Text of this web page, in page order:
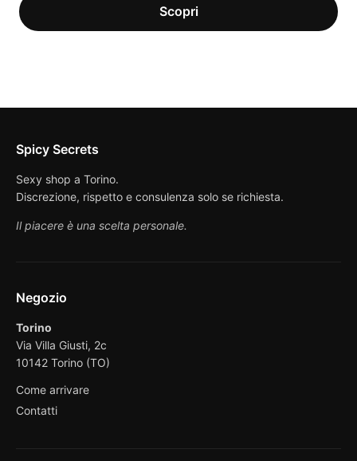
Spicy Secrets
Sexy shop a Torino.
Discrezione, rispetto e consulenza solo se richiesta.
Il piacere è una scelta personale.
Negozio
Torino
Via Villa Giusti, 2c
10142 Torino (TO)
Come arrivare
Contatti